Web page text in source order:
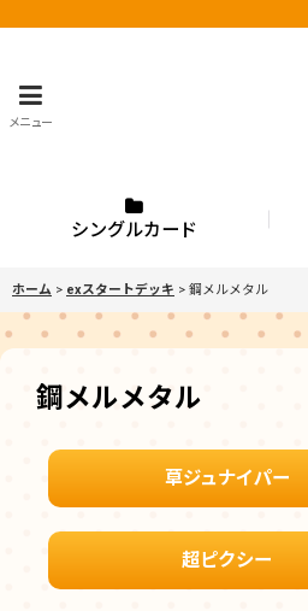
メニュー
シングルカード
ホーム > exスタートデッキ > 鋼メルメタル
鋼メルメタル
草ジュナイパー
超ピクシー